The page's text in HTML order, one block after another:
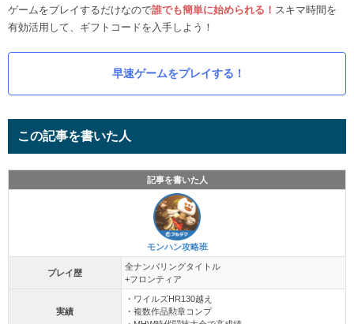
ゲームをプレイするだけなので誰でも簡単に始められる！ スキマ時間を
有効活用して、ギフトコードを入手しよう！
早速ゲームをプレイする！
この記事を書いた人
記事を書いた人
モンハン攻略班
プレイ歴
全ナンバリングタイトル
+フロンティア
実績
・ワイルズHR130越え
・複数作品勲章コンプ